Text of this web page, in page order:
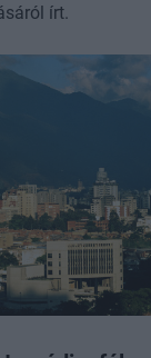
írt.